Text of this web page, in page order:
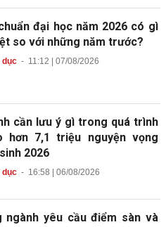
đại học năm 2026 có gì
so với những năm trước?
dục- 11:12 | 07/08/2026
cần lưu ý gì trong quá trình
hơn 7,1 triệu nguyện vọng
2026
dục- 16:58 | 06/08/2026
ngành yêu cầu điểm sàn và